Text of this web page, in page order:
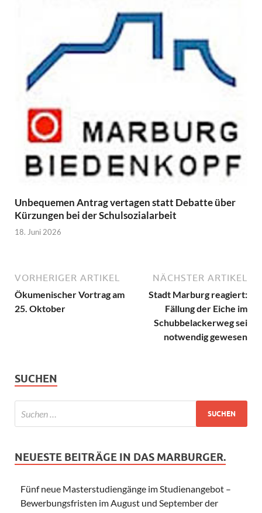
Unbequemen Antrag vertagen statt Debatte über
Kürzungen bei der Schulsozialarbeit
18. Juni 2026
VORHERIGER ARTIKEL
Ökumenischer Vortrag am
25. Oktober
NÄCHSTER ARTIKEL
Stadt Marburg reagiert:
Fällung der Eiche im
Schubbelackerweg sei
notwendig gewesen
SUCHEN
NEUESTE BEITRÄGE IN DAS MARBURGER.
Fünf neue Masterstudiengänge im Studienangebot –
Bewerbungsfristen im August und September der